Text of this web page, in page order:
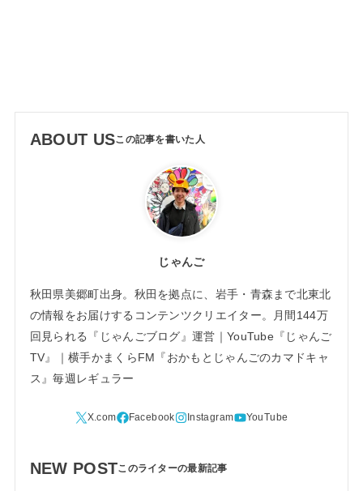
ABOUT US
じゃんご
秋田県美郷町出身。秋田を拠点に、岩手・青森まで北東北
の情報をお届けするコンテンツクリエイター。月間144万
回見られる『じゃんごブログ』運営｜YouTube『じゃんご
TV』｜横手かまくらFM『おかもとじゃんごのカマドキャ
ス』毎週レギュラー
NEW POST